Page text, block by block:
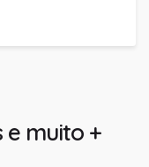
e muito +